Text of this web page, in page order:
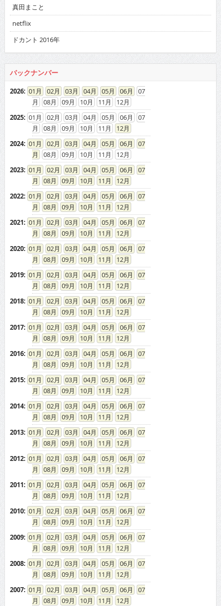
真田まこと
netflix
ドカント 2016年
バックナンバー
2026: 01 02 03 04 05 06
07
08
09 10 11
12
2025: 01 02 03 04 05 06
07
08
09 10 11
12
2024: 01 02 03 04 05 06
07
08
09 10 11
12
2023: 01 02 03 04 05 06
07
08
09 10 11
12
2022: 01 02 03 04 05 06
07
08
09 10 11
12
2021: 01 02 03 04 05 06
07
08
09 10 11
12
2020: 01 02 03 04 05 06
07
08
09 10 11
12
2019: 01 02 03 04 05 06
07
08
09 10 11
12
2018: 01 02 03 04 05 06
07
08
09 10 11
12
2017: 01 02 03 04 05 06
07
08
09 10 11
12
2016: 01 02 03 04 05 06
07
08
09 10 11
12
2015: 01 02 03 04 05 06
07
08
09 10 11
12
2014: 01 02 03 04 05 06
07
08
09 10 11
12
2013: 01 02 03 04 05 06
07
08
09 10 11
12
2012: 01 02 03 04 05 06
07
08
09 10 11
12
2011: 01 02 03 04 05 06
07
08
09 10 11
12
2010: 01 02 03 04 05 06
07
08
09 10 11
12
2009: 01 02 03 04 05 06
07
08
09 10 11
12
2008: 01 02 03 04 05 06
07
08
09 10 11
12
2007: 01 02 03 04 05 06
07
08
09 10 11
12